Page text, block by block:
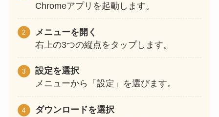
Chromeアプリを起動します。
メニューを開く
右上の3つの縦点をタップします。
設定を選択
メニューから「設定」を選びます。
ダウンロードを選択